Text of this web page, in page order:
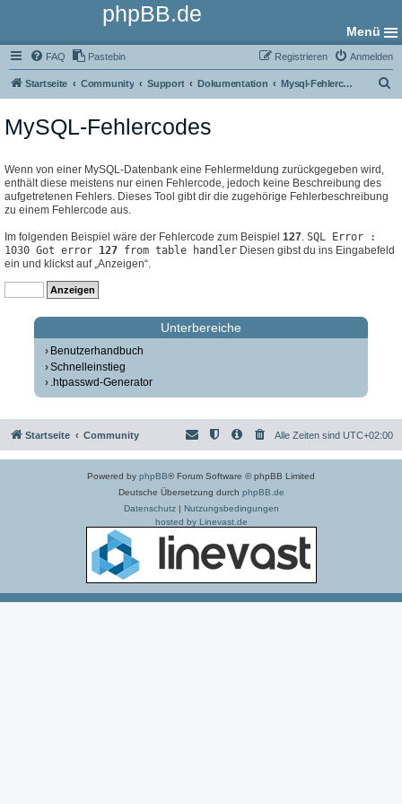
phpBB.de
Menü
FAQ Pastebin Anmelden
Registrieren
Startseite Community Support Dokumentation Mysql-Fehlercodes
MySQL-Fehlercodes
Wenn von einer MySQL-Datenbank eine Fehlermeldung zurückgegeben wird,
enthält diese meistens nur einen Fehlercode, jedoch keine Beschreibung des
aufgetretenen Fehlers. Dieses Tool gibt dir die zugehörige Fehlerbeschreibung
zu einem Fehlercode aus.
Im folgenden Beispiel wäre der Fehlercode zum Beispiel 127. SQL Error :
1030 Got error 127 from table handler Diesen gibst du ins Eingabefeld
ein und klickst auf „Anzeigen“.
Unterbereiche
Benutzerhandbuch
Schnelleinstieg
.htpasswd-Generator
Startseite Community Alle Zeiten sind UTC+02:00
Powered by phpBB® Forum Software © phpBB Limited
Deutsche Übersetzung durch phpBB.de
Datenschutz| Nutzungsbedingungen
hosted by Linevast.de